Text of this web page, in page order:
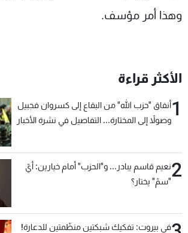
وهذا أمر مؤسف.
الأكثر قراءة
1أنفاق "حزب الله" من البقاع إلى كسروان فجبيل
وصولاً إلى المختارة... التفاصيل في نشرة الأخبار
2نعيم قاسم يبادر... و"الحزب" أمام خيارين: أيّ
"سمّ" يختار؟
في بيروت: تفكيك شبكتين منظّمتين للدعارة!